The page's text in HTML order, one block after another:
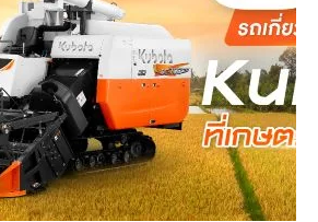
ช่วยทุ่นแรงให้กับเกษตรกรเป็นอย่างมาก จาก
โดยใช้แรงคนในการเก็บเกี่ยว ซึ่งใช้ระยะเวลาใน
นวนคนเกี่ยวหลายคน แต่เมื่อใช้รถเกี่ยวนวด
ข้าวได้เร็วขึ้น ได้ปริมาณข้าวที่มากขึ้น และ
า
ภาพการทำงานของรถเกี่ยวนวดข้าวคูโบต้า